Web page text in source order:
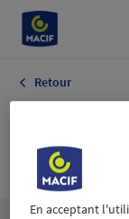
Retour
En acceptant